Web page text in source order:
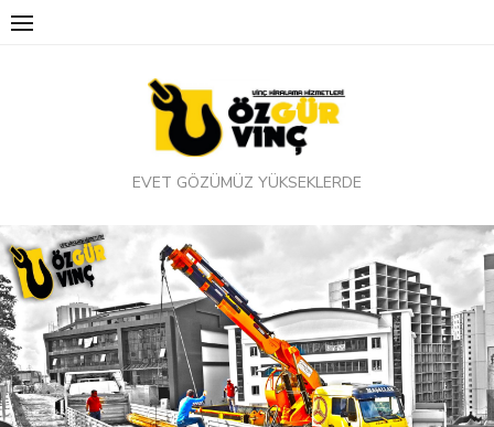
Skip
EVET GÖZÜMÜZ YÜKSEKLERDE